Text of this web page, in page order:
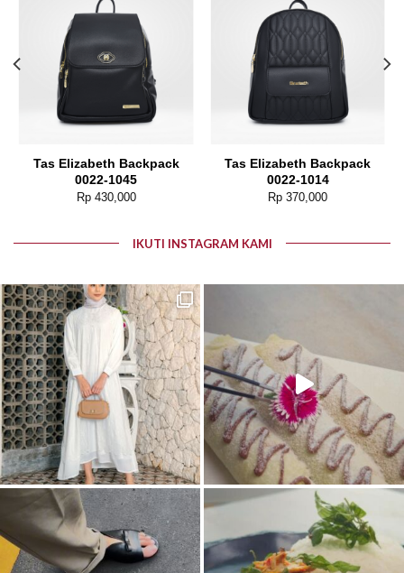
Add to wishlist
Tas Elizabeth Backpack
0022-1045
Rp430,000
Add to wishlist
Tas Elizabeth Backpack
0022-1014
Rp 370,000
IKUTI INSTAGRAM KAMI